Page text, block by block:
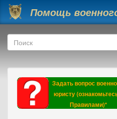
Перейти к основному содержанию
Помощь
Форма поиска
Поиск
Задать вопрос
юристу
Правилами)*